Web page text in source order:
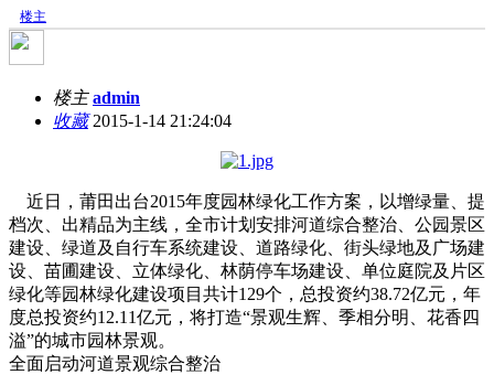
楼主
楼主admin
收藏2015-1-14 21:24:04
近日，莆田出台2015年度园林绿化工作方案，以增绿量、提
档次、出精品为主线，全市计划安排河道综合整治、公园景区
建设、绿道及自行车系统建设、道路绿化、街头绿地及广场建
设、苗圃建设、立体绿化、林荫停车场建设、单位庭院及片区
绿化等园林绿化建设项目共计129个，总投资约38.72亿元，年
度总投资约12.11亿元，将打造“景观生辉、季相分明、花香四
溢”的城市园林景观。
全面启动河道景观综合整治